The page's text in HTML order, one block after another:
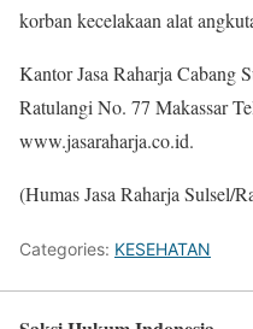
korban kecelakaan alat
Kantor Jasa Raharja Cabang
Ratulangi No. 77 Makassar
www.jasaraharja.co.id.
(Humas Jasa Raharja Sulsel/
Categories: KESEHATAN